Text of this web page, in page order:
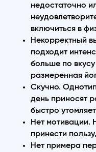
недостаточно
включиться в
Некорректный
подходит
больше по
размеренная
Скучно.
день приносят
быстро
Нет мотивации.
принести
Нет примера